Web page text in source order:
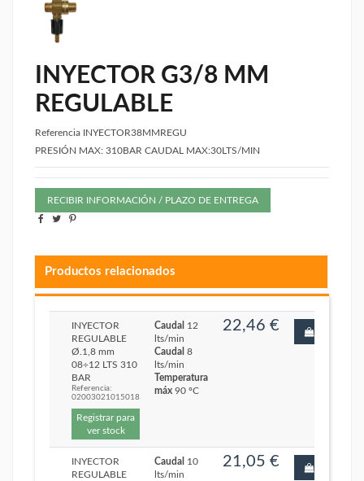
INYECTOR G3/8 MM
REGULABLE
Referencia
INYECTOR38MMREGU
PRESIÓN MAX: 310BAR CAUDAL MAX:30LTS/MIN
RECIBIR INFORMACIÓN / PLAZO DE ENTREGA
Productos relacionados
INYECTOR
REGULABLE
Ø.1,8 mm
08÷12 LTS 310
BAR
Referencia:
02003021015018
Registrar para
ver stock
Caudal 12
lts/min
Caudal 8
lts/min
Temperatura
máx 90 ºC
22,46 €
INYECTOR
REGULABLE
Caudal 10
lts/min
21,05 €